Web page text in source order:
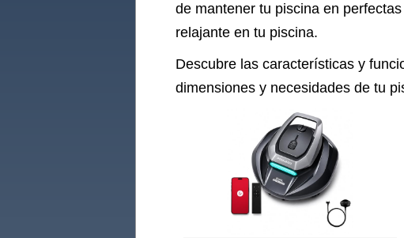
de mantener tu piscina en
relajante en tu piscina.
Descubre las características y
dimensiones y necesidades de tu